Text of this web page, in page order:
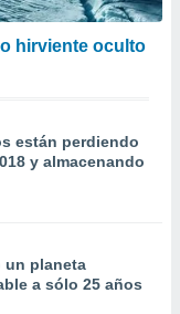
hirviente oculto
están perdiendo
y almacenando
un planeta
a sólo 25 años